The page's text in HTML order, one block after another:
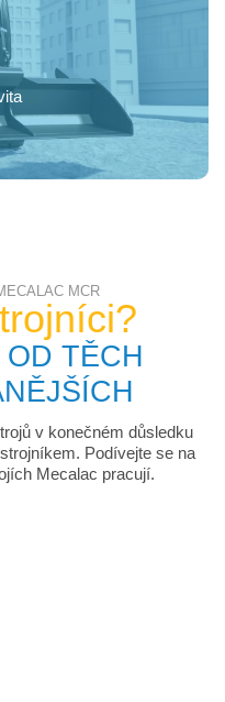
MCR
TĚCH
v konečném důsledku
Podívejte se na
Mecalac pracují.